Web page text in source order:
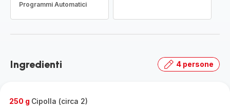
Programmi Automatici
Ingredienti 4 persone
250 g Cipolla (circa 2)